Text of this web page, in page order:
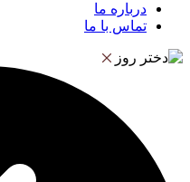
درباره ما
تماس با ما